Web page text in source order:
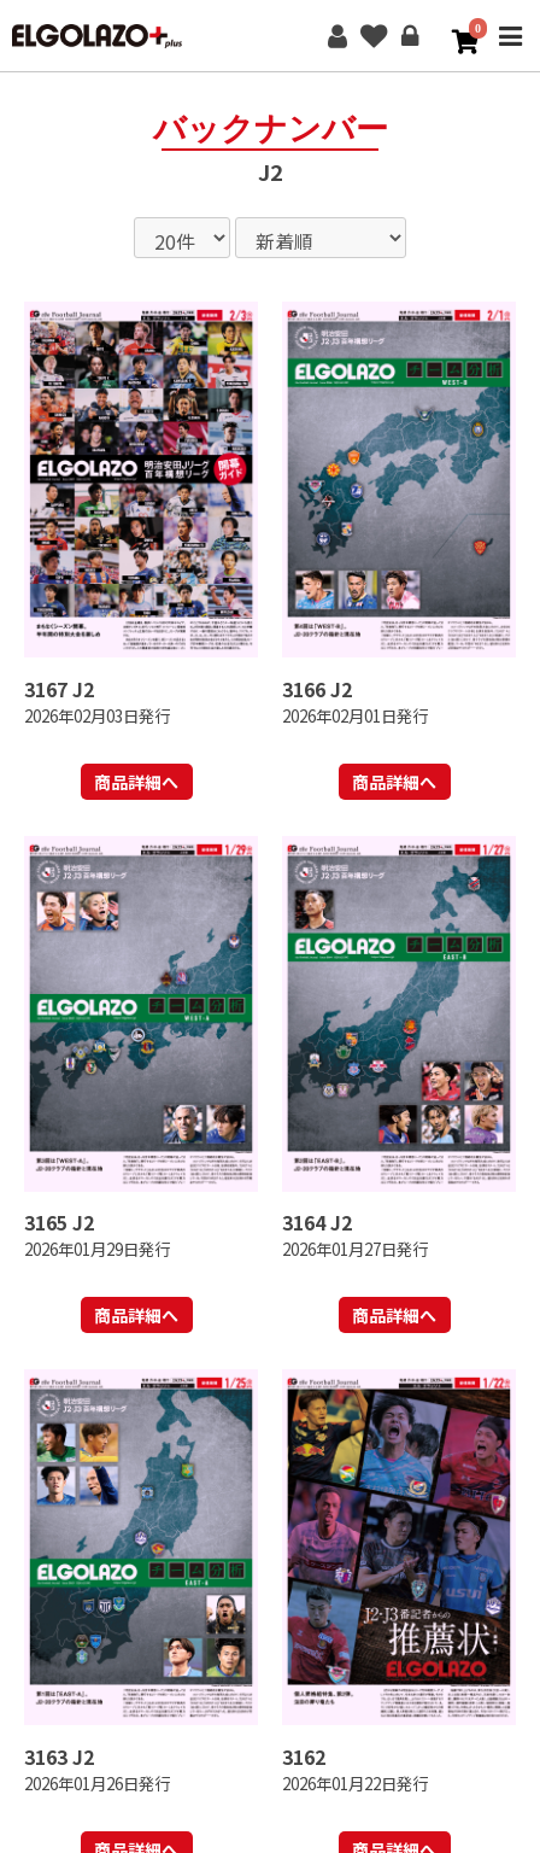
0
バックナンバー
J2
3167 J2
2026年02月03日発行
商品詳細へ
3166 J2
2026年02月01日発行
商品詳細へ
3165 J2
2026年01月29日発行
商品詳細へ
3164 J2
2026年01月27日発行
商品詳細へ
3163 J2
2026年01月26日発行
3162
2026年01月22日発行